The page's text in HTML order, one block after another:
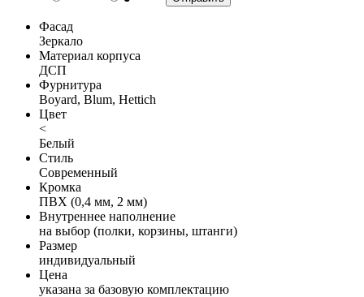
Фасад
Зеркало
Материал корпуса
ДСП
Фурнитура
Boyard, Blum, Hettich
Цвет
<
Белый
Стиль
Современный
Кромка
ПВХ (0,4 мм, 2 мм)
Внутреннее наполнение
на выбор (полки, корзины, штанги)
Размер
индивидуальный
Цена
указана за базовую комплектацию